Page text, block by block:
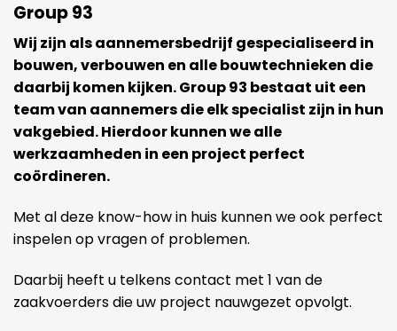
Group 93
Wij zijn als aannemersbedrijf gespecialiseerd in
bouwen, verbouwen en alle bouwtechnieken die
daarbij komen kijken. Group 93 bestaat uit een
team van aannemers die elk specialist zijn in hun
vakgebied. Hierdoor kunnen we alle
werkzaamheden in een project perfect
coördineren.
Met al deze know-how in huis kunnen we ook perfect
inspelen op vragen of problemen.
Daarbij heeft u telkens contact met 1 van de
zaakvoerders die uw project nauwgezet opvolgt.